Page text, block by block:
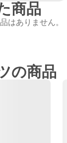
商品
はありません。
の商品